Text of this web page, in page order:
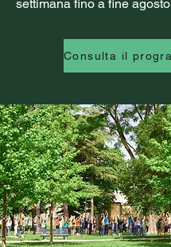
settimana fino a fine agosto